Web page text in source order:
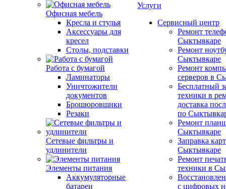
Офисная мебель
Кресла и стулья
Аксессуары для
кресел
Столы, подставки
Работа с бумагой
Ламинаторы
Уничтожители
документов
Брошюровщики
Резаки
Сетевые фильтры и
удлинители
Элементы питания
Аккумуляторные
батареи
Услуги
Сервисный центр
Ремонт
Сыктывкаре
Ремонт
Сыктывкаре
Ремонт
серверов в
Бесплатный
техники в
доставка
по
Ремонт
Сыктывкаре
Заправка
Сыктывкаре
Ремонт
техники в
с цифровых